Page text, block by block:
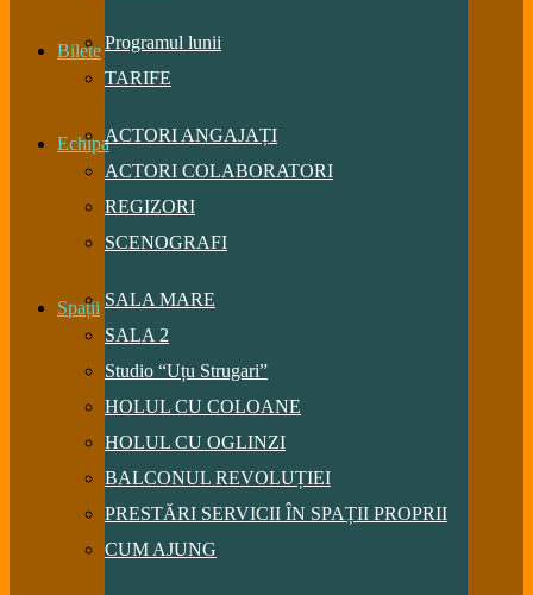
BileteProgramul lunii
TARIFE
EchipaACTORI ANGAJAȚI
ACTORI COLABORATORI
REGIZORI
SCENOGRAFI
Spații SALA MARE
SALA 2
Studio “Uțu Strugari”
HOLUL CU COLOANE
HOLUL CU OGLINZI
BALCONUL REVOLUȚIEI
PRESTĂRI SERVICII ÎN SPAȚII PROPRII
CUM AJUNG